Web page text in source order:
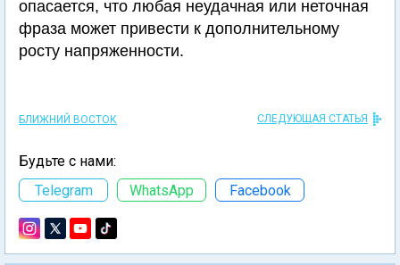
опасается, что любая неудачная или неточная
фраза может привести к дополнительному
росту напряженности.
БЛИЖНИЙ ВОСТОК СЛЕДУЮЩАЯ СТАТЬЯ
Будьте с нами:
Telegram
WhatsApp Facebook